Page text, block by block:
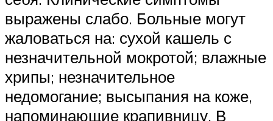
выражены слабо. Больные могут
жаловаться на: сухой кашель с
незначительной мокротой; влажные
хрипы; незначительное
недомогание; высыпания на коже,
напоминающие крапивницу. В